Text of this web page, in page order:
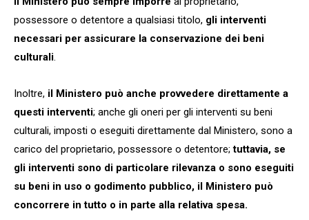
possessore o detentore a qualsiasi titolo, gli interventi
necessari per assicurare la conservazione dei beni
culturali.
Inoltre, il Ministero può anche provvedere direttamente a
questi interventi; anche gli oneri per gli interventi su beni
culturali, imposti o eseguiti direttamente dal Ministero, sono a
carico del proprietario, possessore o detentore;tuttavia, se
gli interventi sono di particolare rilevanza o sono eseguiti
su beni in uso o godimento pubblico, il Ministero può
concorrere in tutto o in parte alla relativa spesa.